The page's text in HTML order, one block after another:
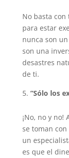
No basta
para estar
nunca son
son una
desastres
de ti.
“Sólo los
¡No, no y
se toman
un
es que el